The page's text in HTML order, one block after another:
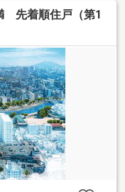
先着順住戸（第1